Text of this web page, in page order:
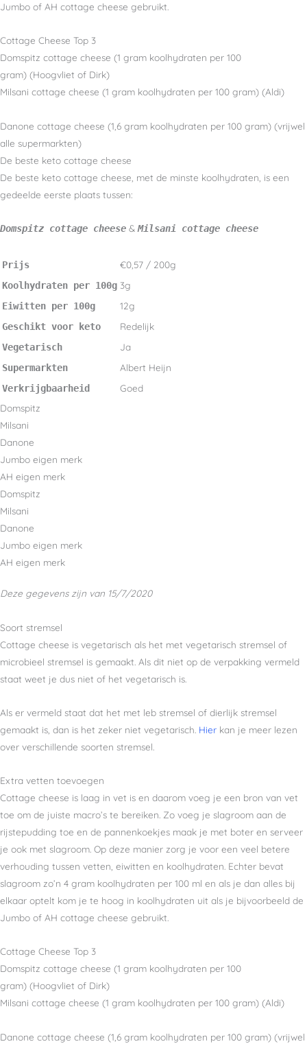
Jumbo of AH cottage cheese gebruikt.
Cottage Cheese Top 3
Domspitz cottage cheese (1 gram koolhydraten per 100
gram) (Hoogvliet of Dirk)
Milsani cottage cheese (1 gram koolhydraten per 100 gram) (Aldi)
Danone cottage cheese (1,6 gram koolhydraten per 100 gram) (vrijwel
alle supermarkten)
De beste keto cottage cheese
De beste keto cottage cheese, met de minste koolhydraten, is een
gedeelde eerste plaats tussen:
Domspitz cottage cheese & Milsani cottage cheese
Prijs €0,57 / 200g
Koolhydraten per 100g 3g
Eiwitten per 100g 12g
Geschikt voor keto Redelijk
Vegetarisch Ja
Supermarkten Albert Heijn
Verkrijgbaarheid
Goed
Domspitz
Milsani
Danone
Jumbo eigen merk
AH eigen merk
Domspitz
Milsani
Danone
Jumbo eigen merk
AH eigen merk
Deze gegevens zijn van 15/7/2020
Soort stremsel
Cottage cheese is vegetarisch als het met vegetarisch stremsel of
microbieel stremsel is gemaakt. Als dit niet op de verpakking vermeld
staat weet je dus niet of het vegetarisch is.
Als er vermeld staat dat het met leb stremsel of dierlijk stremsel
gemaakt is, dan is het zeker niet vegetarisch. Hier kan je meer lezen
over verschillende soorten stremsel.
Extra vetten toevoegen
Cottage cheese is laag in vet is en daarom voeg je een bron van vet
toe om de juiste macro’s te bereiken. Zo voeg je slagroom aan de
rijstepudding toe en de pannenkoekjes maak je met boter en serveer
je ook met slagroom. Op deze manier zorg je voor een veel betere
verhouding tussen vetten, eiwitten en koolhydraten. Echter bevat
slagroom zo’n 4 gram koolhydraten per 100 ml en als je dan alles bij
elkaar optelt kom je te hoog in koolhydraten uit als je bijvoorbeeld de
Jumbo of AH cottage cheese gebruikt.
Cottage Cheese Top 3
Domspitz cottage cheese (1 gram koolhydraten per 100
gram) (Hoogvliet of Dirk)
Milsani cottage cheese (1 gram koolhydraten per 100 gram) (Aldi)
Danone cottage cheese (1,6 gram koolhydraten per 100 gram) (vrijwel